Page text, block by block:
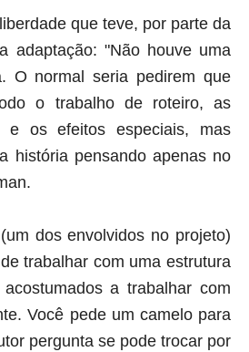
que teve, por parte da
adaptação: "Não houve uma
O normal seria pedirem que
o trabalho de roteiro, as
e os efeitos especiais, mas
história pensando apenas no
um dos envolvidos no projeto)
trabalhar com uma estrutura
acostumados a trabalhar com
Você pede um camelo para
pergunta se pode trocar por